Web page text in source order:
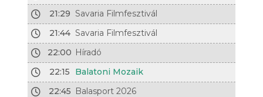
21:29 Savaria Filmfesztivál
21:44 Savaria Filmfesztivál
22:00 Híradó
22:15
Balatoni Mozaik
22:45 Balasport 2026